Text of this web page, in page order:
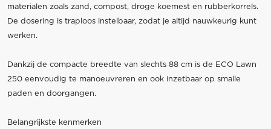
materialen zoals zand, compost, droge koemest en rubberkorrels.
De dosering is traploos instelbaar, zodat je altijd nauwkeurig kunt
werken.
Dankzij de compacte breedte van slechts 88 cm is de ECO Lawn
250 eenvoudig te manoeuvreren en ook inzetbaar op smalle
paden en doorgangen.
Belangrijkste kenmerken